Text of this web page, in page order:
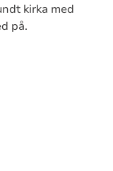
kirka med
på.